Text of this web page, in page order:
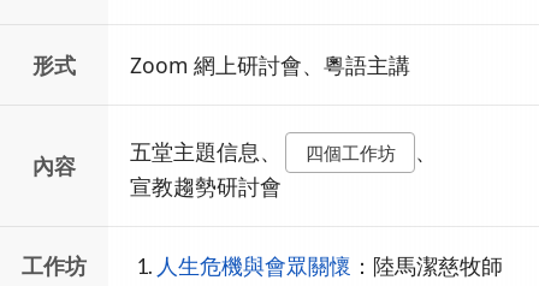
形式 Zoom 網上研討會、粵語主講
內容
五堂主題信息、 四個工作坊
、
宣教趨勢研討會
工作坊 人生危機與會眾關懷 ：陸馬潔慈牧師